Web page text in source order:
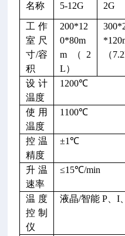
名称
5-12G
2G
工作
室尺
寸/容
积
200*12
0*80m
m（2
L）
（
设计
温度
1200℃
使用
温度
1100℃
控温
精度
±1℃
升温
速率
≤15℃/min
温度
控制
仪
液晶/智能 P、I